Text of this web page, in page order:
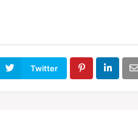
Twitter